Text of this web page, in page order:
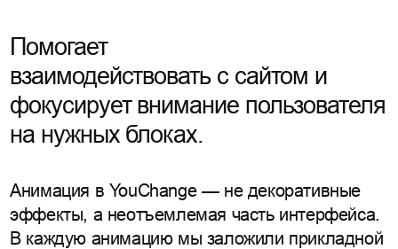
Помогает
взаимодействовать с сайтом и
фокусирует внимание пользователя
на нужных блоках.
Анимация в YouChange — не декоративные
эффекты, а неотъемлемая часть интерфейса.
В каждую анимацию мы заложили прикладной